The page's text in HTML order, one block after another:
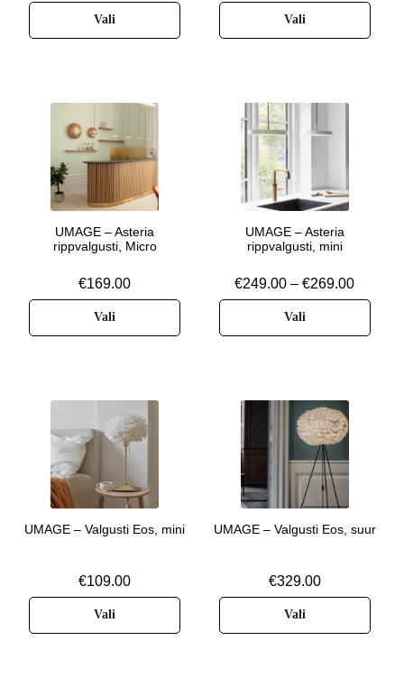
Vali Vali
UMAGE – Asteria
rippvalgusti, Micro
€169.00
Vali
UMAGE – Asteria
rippvalgusti, mini
€249.00 – €269.00
Vali
UMAGE – Valgusti Eos, mini
€109.00
Vali
UMAGE – Valgusti Eos, suur
€329.00
Vali